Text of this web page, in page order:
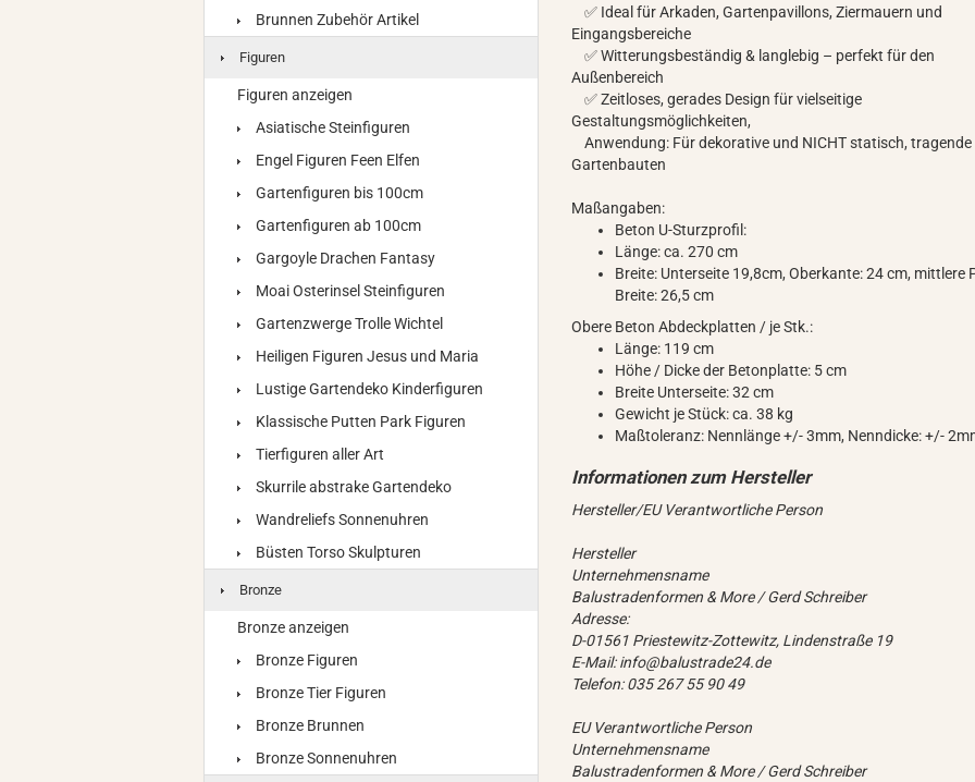
✅ Ideal für Arkaden, Gartenpavillons, Ziermauern und
Eingangsbereiche
✅ Witterungsbeständig & langlebig – perfekt für den
Außenbereich
✅ Zeitloses, gerades Design für vielseitige
Gestaltungsmöglichkeiten,
Anwendung: Für dekorative und NICHT statisch, tragende
Gartenbauten
Maßangaben:
Beton U-Sturzprofil:
Länge: ca. 270 cm
Breite: Unterseite 19,8cm, Oberkante: 24 cm, mittlere
Breite: 26,5 cm
Obere Beton Abdeckplatten / je Stk.:
Länge: 119 cm
Höhe / Dicke der Betonplatte: 5 cm
Breite Unterseite: 32 cm
Gewicht je Stück: ca. 38 kg
Maßtoleranz: Nennlänge +/- 3mm, Nenndicke: +/-
Hersteller/EU Verantwortliche Person
Hersteller
Unternehmensname
Balustradenformen & More / Gerd Schreiber
Adresse:
D-01561 Priestewitz-Zottewitz, Lindenstraße 19
E-Mail: info@balustrade24.de
Telefon: 035 267 55 90 49
EU Verantwortliche Person
Unternehmensname
Balustradenformen & More / Gerd Schreiber
Brunnen Zubehör Artikel
Figuren
Figuren anzeigen
Asiatische Steinfiguren
Engel Figuren Feen Elfen
Gartenfiguren bis 100cm
Gartenfiguren ab 100cm
Gargoyle Drachen Fantasy
Moai Osterinsel Steinfiguren
Gartenzwerge Trolle Wichtel
Heiligen Figuren Jesus und Maria
Lustige Gartendeko Kinderfiguren
Klassische Putten Park Figuren
Tierfiguren aller Art
Skurrile abstrake Gartendeko
Wandreliefs Sonnenuhren
Büsten Torso Skulpturen
Bronze
Bronze anzeigen
Bronze Figuren
Bronze Tier Figuren
Bronze Brunnen
Bronze Sonnenuhren